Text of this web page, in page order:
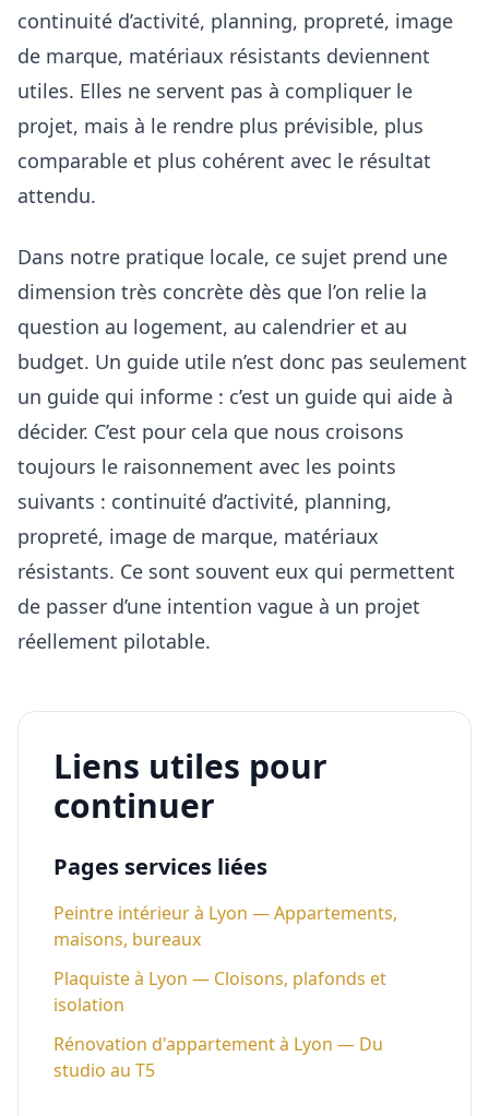
continuité d’activité, planning, propreté, image
de marque, matériaux résistants deviennent
utiles. Elles ne servent pas à compliquer le
projet, mais à le rendre plus prévisible, plus
comparable et plus cohérent avec le résultat
attendu.
Dans notre pratique locale, ce sujet prend une
dimension très concrète dès que l’on relie la
question au logement, au calendrier et au
budget. Un guide utile n’est donc pas seulement
un guide qui informe : c’est un guide qui aide à
décider. C’est pour cela que nous croisons
toujours le raisonnement avec les points
suivants : continuité d’activité, planning,
propreté, image de marque, matériaux
résistants. Ce sont souvent eux qui permettent
de passer d’une intention vague à un projet
réellement pilotable.
Liens utiles pour
continuer
Pages services liées
Peintre intérieur à Lyon — Appartements,
maisons, bureaux
Plaquiste à Lyon — Cloisons, plafonds et
isolation
Rénovation d'appartement à Lyon — Du
studio au T5